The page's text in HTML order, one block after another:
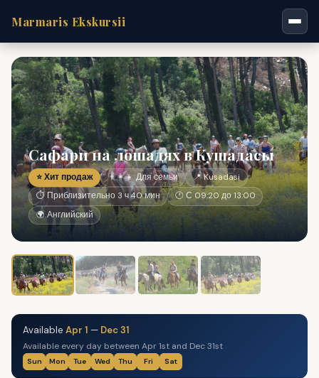
Marmaris Ekskursii
Сафари на лошадях в Кушадасы
⭐ Хит продаж 👨‍👩‍👧 Для семьи
📍 Kusadasi
⏱ Приблизительно 3 ч 40 мин
🕐 С 09:20 до 13:00
🌍 Английский
Available Apr 1 — Dec 31
Available every day between Apr 1st and Dec 31st
Sun Mon Tue Wed Thu Fri Sat